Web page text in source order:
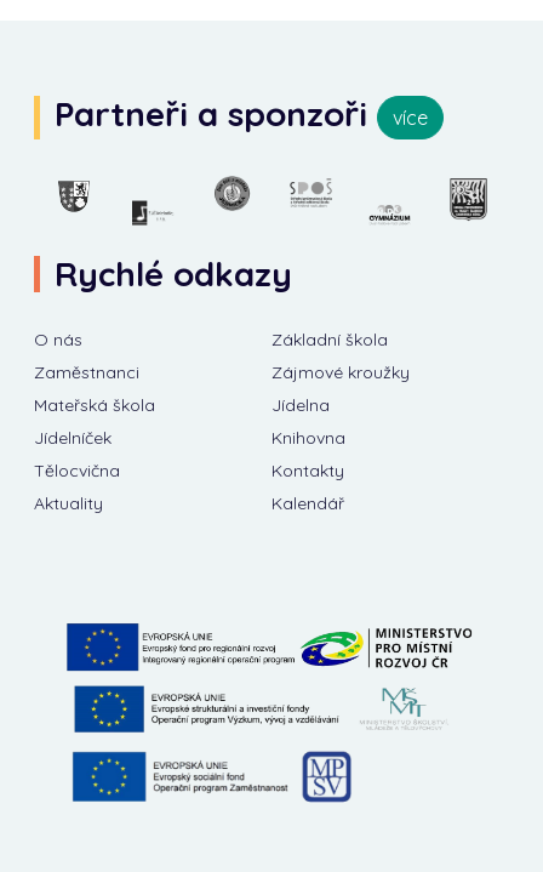
Partneři a sponzoři více
Rychlé odkazy
O nás
Základní škola
Zaměstnanci
Zájmové kroužky
Mateřská škola
Jídelna
Jídelníček
Knihovna
Tělocvična
Kontakty
Aktuality
Kalendář